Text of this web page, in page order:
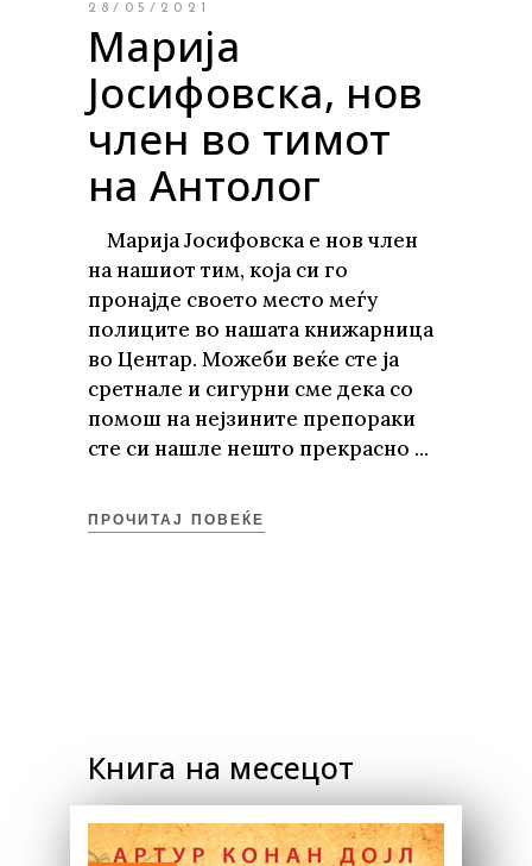
28/05/2021
Марија
Јосифовска, нов
член во тимот
на Антолог
Марија Јосифовска е нов член
на нашиот тим, која си го
пронајде своето место меѓу
полиците во нашата книжарница
во Центар. Можеби веќе сте ја
сретнале и сигурни сме дека со
помош на нејзините препораки
сте си нашле нешто прекрасно
ПРОЧИТАЈ ПОВЕЌЕ
Книга на месецот